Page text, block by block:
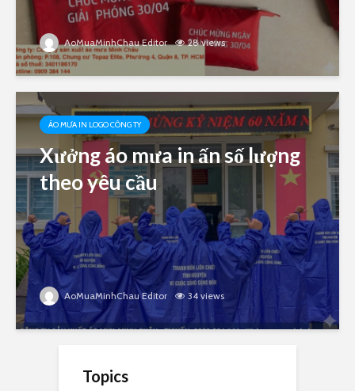
AoMuaMinhChau Editor 28 views
ÁO MƯA IN LOGO CÔNG TY
Xưởng áo mưa in ấn số lượng
theo yêu cầu
AoMuaMinhChau Editor 34 views
Topics